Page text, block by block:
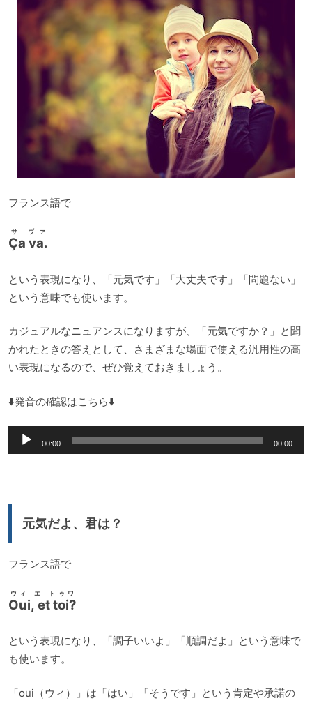
フランス語で
Ça va.
サ ヴァ
という表現になり、「元気です」「大丈夫です」「問題ない」
という意味でも使います。
カジュアルなニュアンスになりますが、「元気ですか？」と聞
かれたときの答えとして、さまざまな場面で使える汎用性の高
い表現になるので、ぜひ覚えておきましょう。
⬇️発音の確認はこちら⬇️
声
00:00 00:00
元気だよ、君は？
フランス語で
Oui, et toi?
ウィ エ トゥワ
という表現になり、「調子いいよ」「順調だよ」という意味で
も使います。
「oui（ウィ）」は「はい」「そうです」という肯定や承諾の